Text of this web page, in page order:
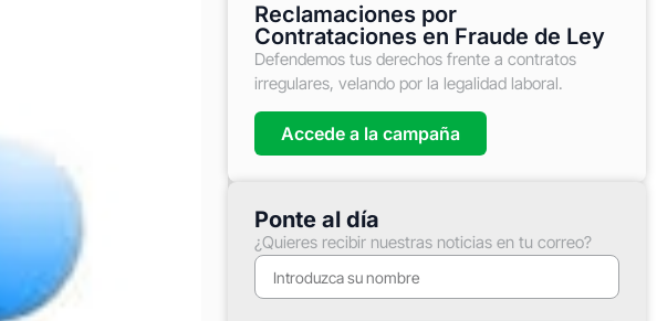
Reclamaciones por
Contrataciones en Fraude de Ley
Defendemos tus derechos frente a contratos
irregulares, velando por la legalidad laboral.
Accede a la campaña
Ponte al día
¿Quieres recibir nuestras noticias en tu correo?